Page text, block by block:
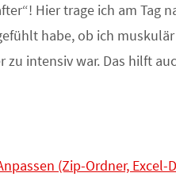
Hier trage ich am Tag
habe, ob ich
intensiv war. Das hilft
(Zip-Ordner, Excel-